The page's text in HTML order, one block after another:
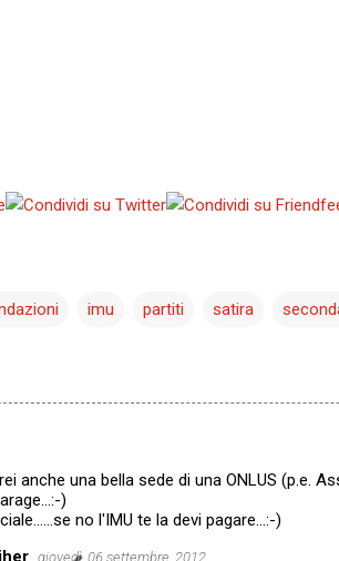
imu partiti satira
anche una bella sede di una ONLUS (p.e.
)
no l'IMU te la devi pagare...:-)
giovedì, 06 settembre, 2012